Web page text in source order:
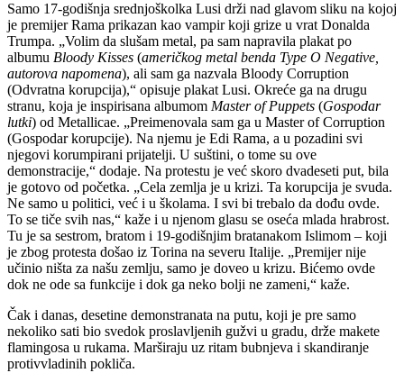
Samo 17-godišnja srednjoškolka Lusi drži nad glavom sliku na kojoj
je premijer Rama prikazan kao vampir koji grize u vrat Donalda
Trumpa. „Volim da slušam metal, pa sam napravila plakat po
albumu Bloody Kisses (američkog metal benda Type O Negative,
autorova napomena), ali sam ga nazvala Bloody Corruption
(Odvratna korupcija),“ opisuje plakat Lusi. Okreće ga na drugu
stranu, koja je inspirisana albumom Master of Puppets (Gospodar
lutki) od Metallicae. „Preimenovala sam ga u Master of Corruption
(Gospodar korupcije). Na njemu je Edi Rama, a u pozadini svi
njegovi korumpirani prijatelji. U suštini, o tome su ove
demonstracije,“ dodaje. Na protestu je već skoro dvadeseti put, bila
je gotovo od početka. „Cela zemlja je u krizi. Ta korupcija je svuda.
Ne samo u politici, već i u školama. I svi bi trebalo da dođu ovde.
To se tiče svih nas,“ kaže i u njenom glasu se oseća mlada hrabrost.
Tu je sa sestrom, bratom i 19-godišnjim bratanakom Islimom – koji
je zbog protesta došao iz Torina na severu Italije. „Premijer nije
učinio ništa za našu zemlju, samo je doveo u krizu. Bićemo ovde
dok ne ode sa funkcije i dok ga neko bolji ne zameni,“ kaže.
Čak i danas, desetine demonstranata na putu, koji je pre samo
nekoliko sati bio svedok proslavljenih gužvi u gradu, drže makete
flamingosa u rukama. Marširaju uz ritam bubnjeva i skandiranje
protivvladinih pokliča.